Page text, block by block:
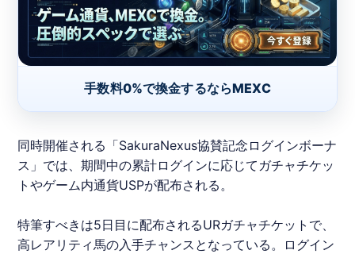
手数料0%で換金するならMEXC
同時開催される「SakuraNexus協賛記念ログインボーナ
ス」では、期間中の累計ログインに応じてガチャチケッ
トやゲーム内通貨USPが配布される。
特筆すべきは5日目に配布されるURガチャチケットで、
高レアリティ馬の入手チャンスとなっている。ログイン